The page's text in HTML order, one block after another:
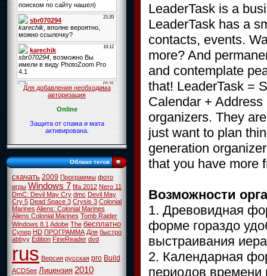
Для добавления необходима
авторизация
Online
Защита от спама и мата
активирована.
Облако тегов
скачать 2009 Программы фото
игры Windows 7 fifa 2012 Nero 11
DmC: Devil May Cry dmc Devil May
Cry 5 Dead Space 3 Crysis 3 Colonial
MarinesAliens: Colonial Marines
Aliens Colonial Marines Tomb Raider
Windows 8.1Adobe The бесплатно
Супер HD ПРОГРАММА Для быстро
abbyy Edition FineReader dvd
rus Версия русская pro Build
ACDSee Лицензия 2010
LeaderTask is a
LeaderTask has a
contacts, events.
more? And
and contemplate
that! LeaderTask =
Calendar +
organizers. They
just want to plan
generation
that you have more
Возможности
1. Древовидная
форме гораздо
выстраивания
2. Календарная
периодов времени